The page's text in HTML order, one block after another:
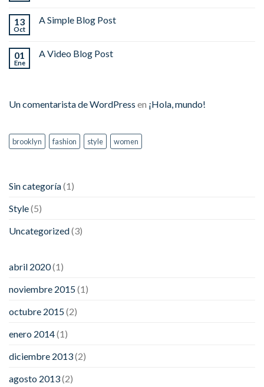
13
Oct
A Simple Blog Post
01
Ene
A Video Blog Post
Un comentarista de WordPress en ¡Hola, mundo!
brooklyn fashion style women
Sin categoría(1)
Style(5)
Uncategorized(3)
abril 2020(1)
noviembre 2015(1)
octubre 2015(2)
enero 2014(1)
diciembre 2013(2)
agosto 2013(2)